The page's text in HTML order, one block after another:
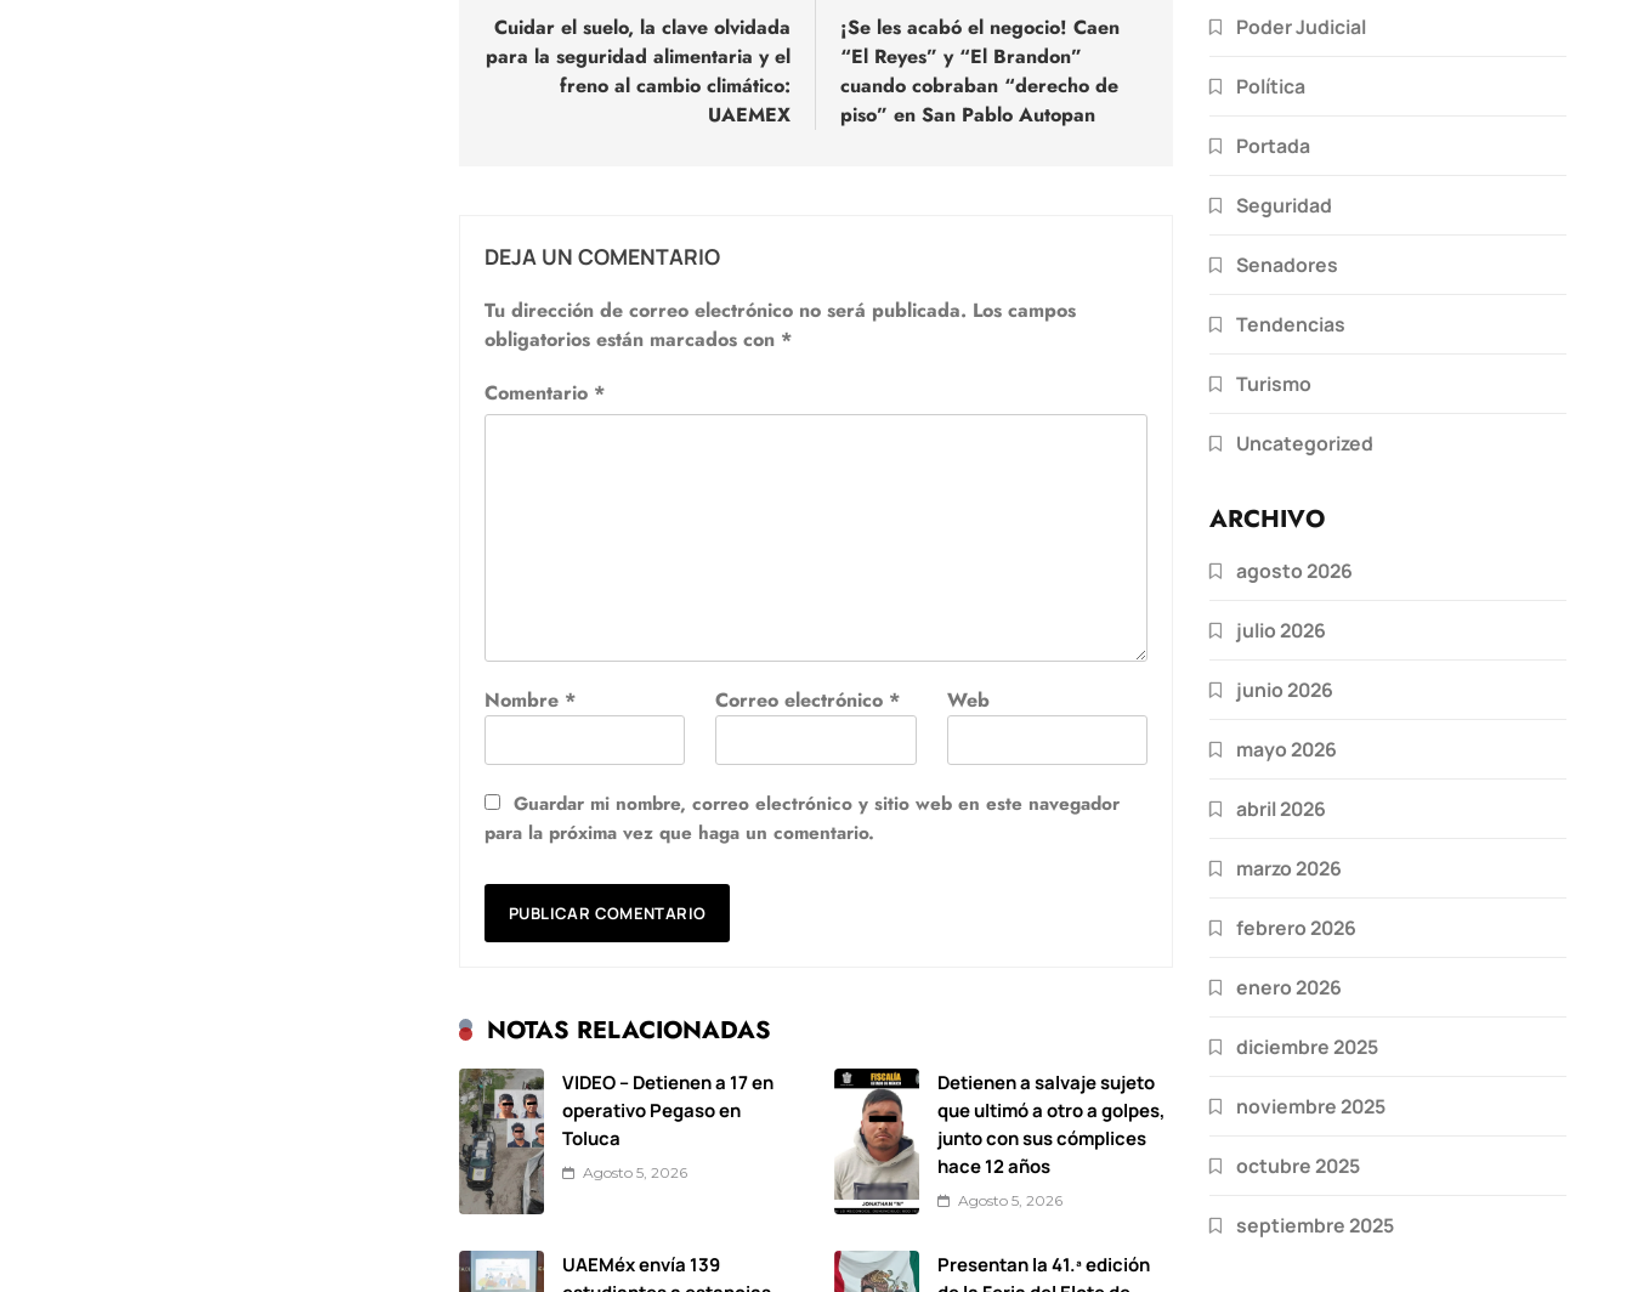
de
entradas
Cuidar el suelo, la clave olvidada
para la seguridad alimentaria y el
freno al cambio climático:
UAEMEX
¡Se les acabó el negocio! Caen
“El Reyes” y “El Brandon”
cuando cobraban “derecho de
piso” en San Pablo Autopan
DEJA UN COMENTARIO
Tu dirección de correo electrónico no será publicada. Los campos
obligatorios están marcados con *
Comentario *
Nombre * Correo electrónico * Web
Guardar mi nombre, correo electrónico y sitio web en este navegador
para la próxima vez que haga un comentario.
NOTAS RELACIONADAS
VIDEO – Detienen a 17 en
operativo Pegaso en
Toluca
Agosto 5, 2026
Detienen a salvaje sujeto
que ultimó a otro a golpes,
junto con sus cómplices
hace 12 años
Agosto 5, 2026
UAEMéx envía 139
Presentan la 41.ª edición
Poder Judicial
Política
Portada
Seguridad
Senadores
Tendencias
Turismo
Uncategorized
ARCHIVO
agosto 2026
julio 2026
junio 2026
mayo 2026
abril 2026
marzo 2026
febrero 2026
enero 2026
diciembre 2025
noviembre 2025
octubre 2025
septiembre 2025